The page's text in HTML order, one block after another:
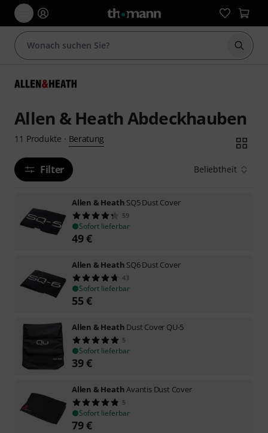
Suche
Allen & Heath Abdeckhauben
11 Produkte · Beratung
Filter Beliebtheit
Allen & Heath SQ5 Dust Cover
59
Sofort lieferbar
49€
Allen & Heath SQ6 Dust Cover
43
Sofort lieferbar
55€
Allen & Heath Dust Cover QU-5
5
Sofort lieferbar
39€
Allen & HeathAvantis Dust Cover
5
Sofort lieferbar
79€